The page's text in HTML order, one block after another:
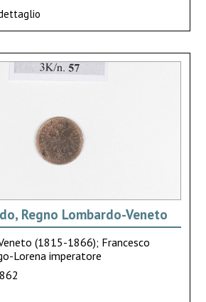
Regno Lombardo-Veneto
(1815-1866); Francesco
Lorena imperatore